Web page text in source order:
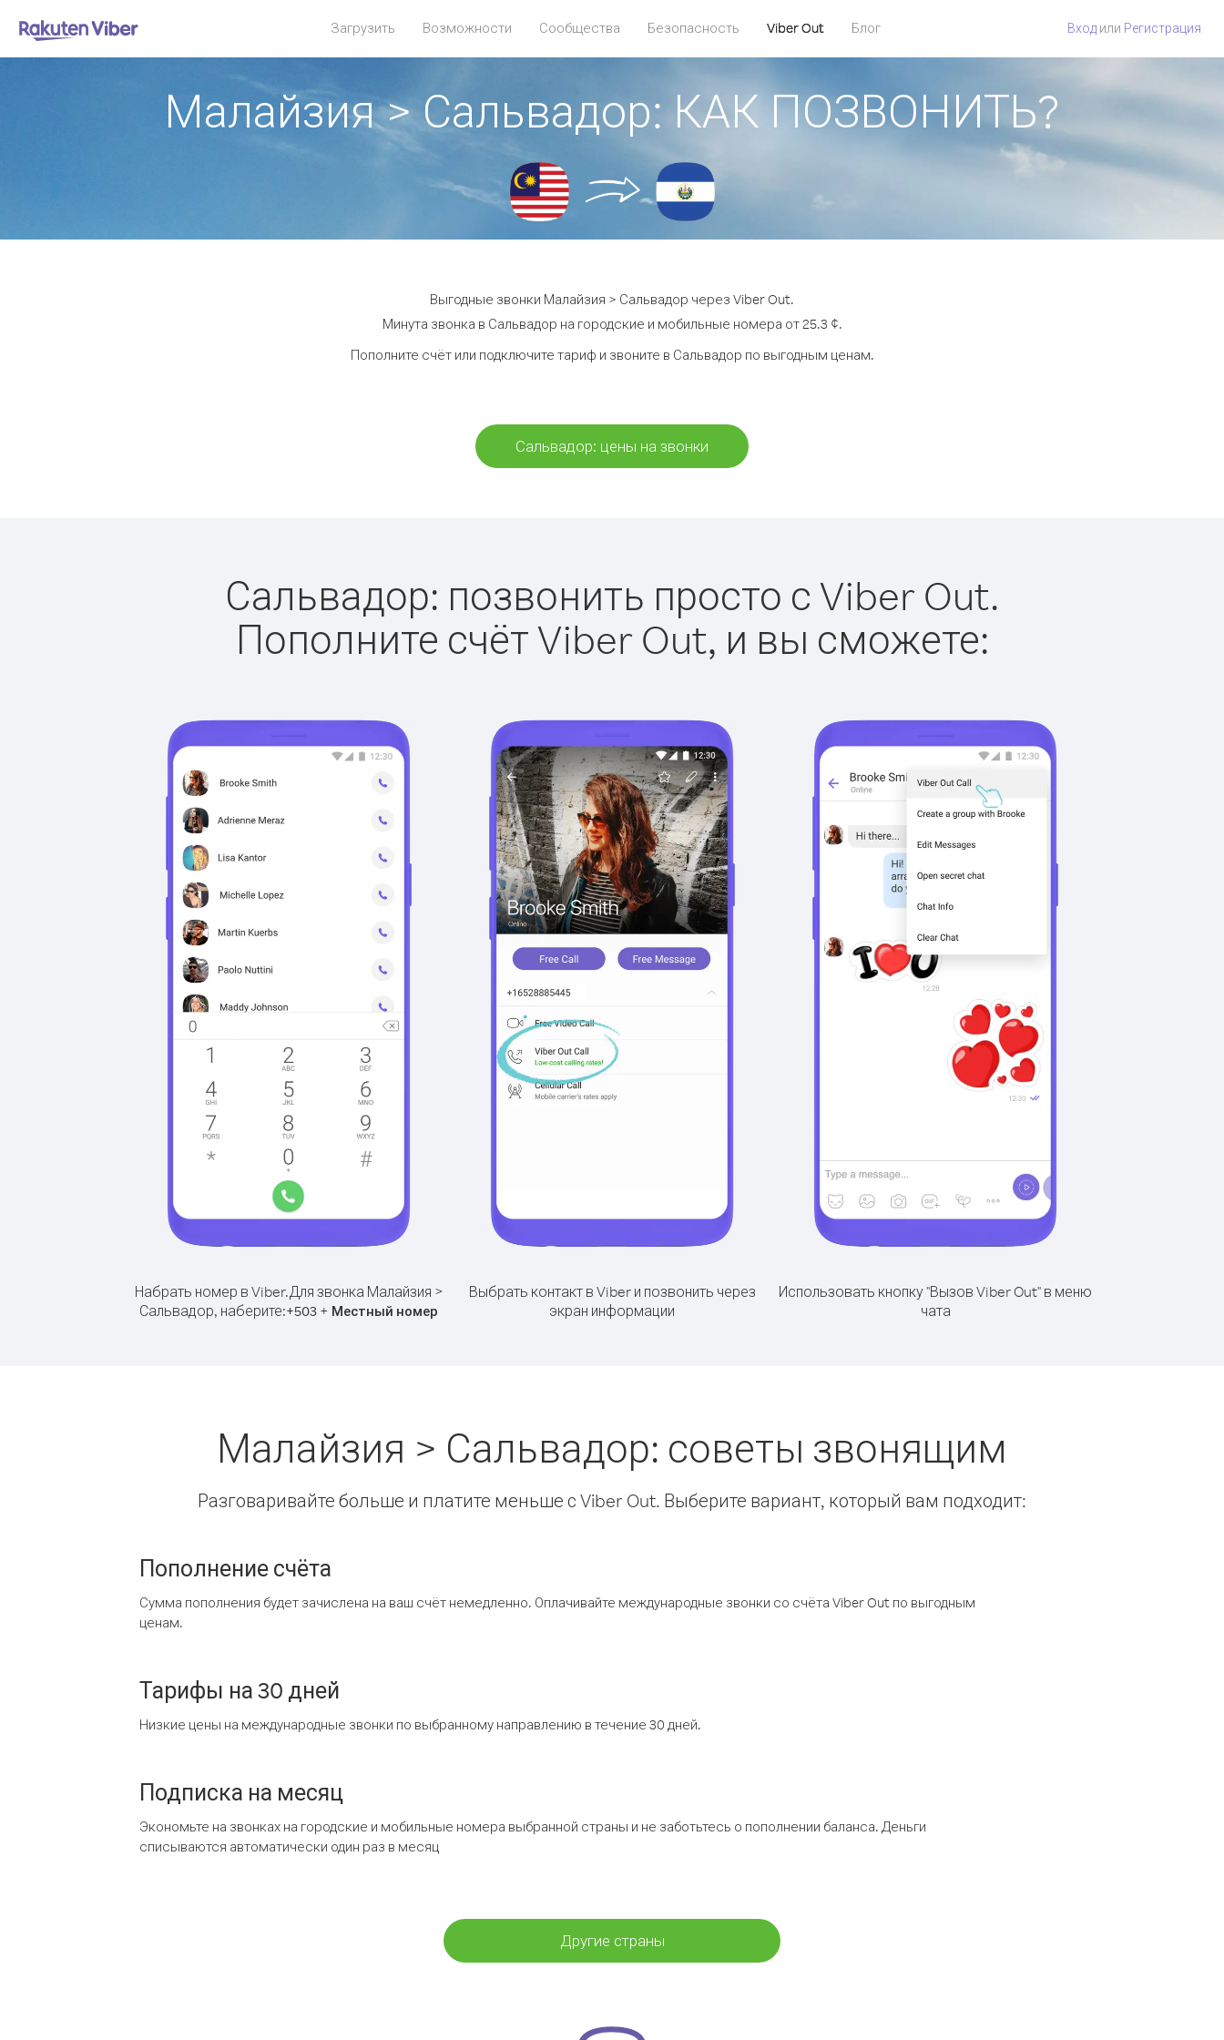
Загрузить Возможности Сообщества Безопасность Viber Out Блог Вход или Регистрация
Малайзия > Сальвадор: КАК ПОЗВОНИТЬ?
Выгодные звонки Малайзия > Сальвадор через Viber Out.
Минута звонка в Сальвадор на городские и мобильные номера от 25.3 ¢.
Пополните счёт или подключите тариф и звоните в Сальвадор по выгодным ценам.
Сальвадор: цены на звонки
Сальвадор: позвонить просто с Viber Out.
Пополните счёт Viber Out, и вы сможете:
Набрать номер в Viber.Для звонка Малайзия >
Сальвадор, наберите:+503 + Местный номер
Выбрать контакт в Viber и позвонить через
экран информации
Использовать кнопку "Вызов Viber Out" в меню
чата
Малайзия > Сальвадор: советы звонящим
Разговаривайте больше и платите меньше с Viber Out. Выберите вариант, который вам подходит:
Пополнение счёта
Сумма пополнения будет зачислена на ваш счёт немедленно. Оплачивайте международные звонки со счёта Viber Out по выгодным
ценам.
Тарифы на 30 дней
Низкие цены на международные звонки по выбранному направлению в течение 30 дней.
Подписка на месяц
Экономьте на звонках на городские и мобильные номера выбранной страны и не заботьтесь о пополнении баланса. Деньги
списываются автоматически один раз в месяц
Другие страны